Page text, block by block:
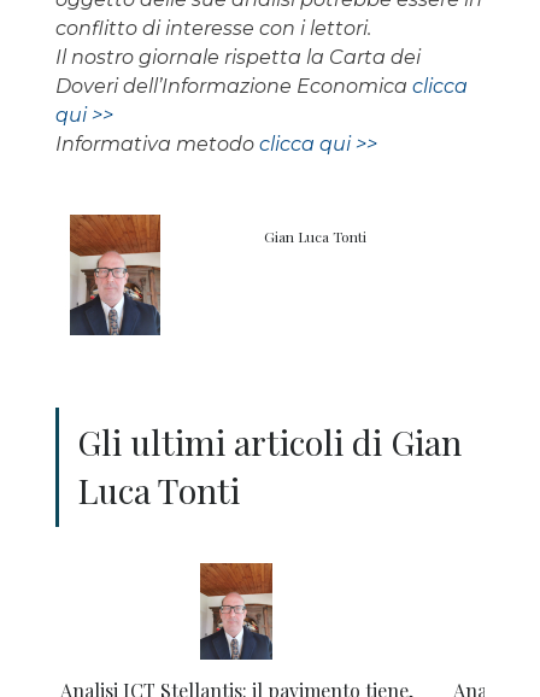
conflitto di interesse con i lettori.
Il nostro giornale rispetta la Carta dei
Doveri dell’Informazione Economica clicca
qui >>
Informativa metodo clicca qui >>
Gian Luca Tonti
Gli ultimi articoli di Gian
Luca Tonti
Analisi ICT Stellantis: il pavimento tiene,
Analisi